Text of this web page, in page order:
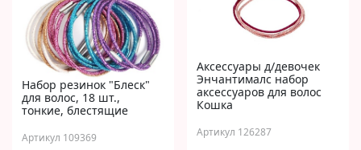
Набор резинок "Блеск"
для волос, 18 шт.,
тонкие, блестящие
Артикул 109369
Аксессуары д/девочек
Энчантималс набор
аксессуаров для волос
Кошка
Артикул 126287